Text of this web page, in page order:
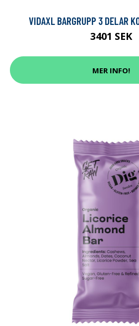
VIDAXL BARGRUPP 3 DELAR
3401 SEK
MER INFO!